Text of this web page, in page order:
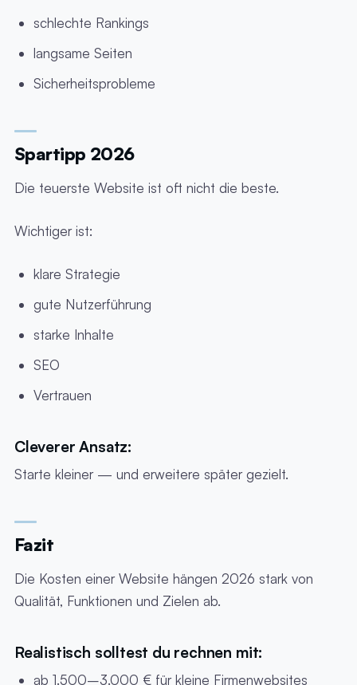
schlechte Rankings
langsame Seiten
Sicherheitsprobleme
Spartipp 2026
Die teuerste Website ist oft nicht die beste.
Wichtiger ist:
klare Strategie
gute Nutzerführung
starke Inhalte
SEO
Vertrauen
Cleverer Ansatz:
Starte kleiner — und erweitere später gezielt.
Fazit
Die Kosten einer Website hängen 2026 stark von
Qualität, Funktionen und Zielen ab.
Realistisch solltest du rechnen mit:
ab 1.500–3.000 € für kleine Firmenwebsites